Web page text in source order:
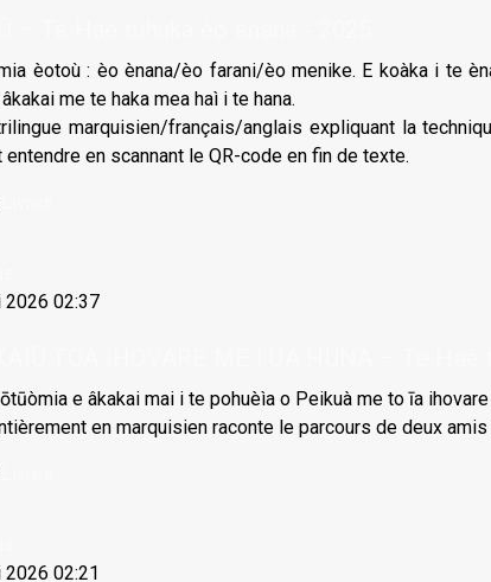
èotoù : èo ènana/èo farani/èo menike. E koàka i te
me te haka mea haì i te hana.
marquisien/français/anglais expliquant la
entendre en scannant le QR-code en fin de texte.
2026 02:37
e âkakai mai i te pohuèìa o Peikuà me to īa ihovare
en marquisien raconte le parcours de deux amis
2026 02:21